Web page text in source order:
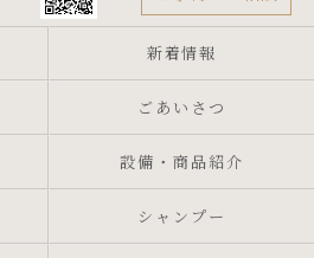
新着情報
ごあいさつ
設備・商品紹介
シャンプー